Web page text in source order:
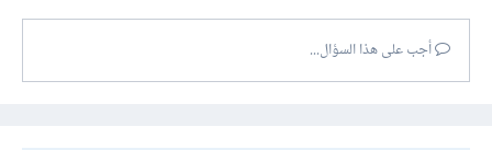
أجب على هذا السؤال...